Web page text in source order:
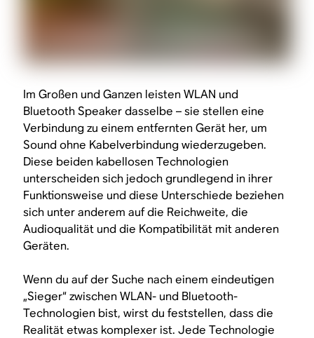
Im Großen und Ganzen leisten WLAN und
Bluetooth Speaker dasselbe – sie stellen eine
Verbindung zu einem entfernten Gerät her, um
Sound ohne Kabelverbindung wiederzugeben.
Diese beiden kabellosen Technologien
unterscheiden sich jedoch grundlegend in ihrer
Funktionsweise und diese Unterschiede beziehen
sich unter anderem auf die Reichweite, die
Audioqualität und die Kompatibilität mit anderen
Geräten.
Wenn du auf der Suche nach einem eindeutigen
„Sieger“ zwischen WLAN- und Bluetooth-
Technologien bist, wirst du feststellen, dass die
Realität etwas komplexer ist. Jede Technologie